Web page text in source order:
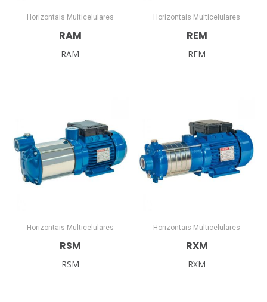
Horizontais Multicelulares
RAM
RAM
Horizontais Multicelulares
REM
REM
Horizontais Multicelulares
RSM
RSM
Horizontais Multicelulares
RXM
RXM